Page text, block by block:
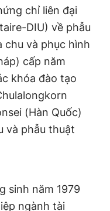
chỉ liên đại
DIU) về phẫu
chu và phục hình
cấp năm
khóa đào tạo
(Hàn Quốc)
và phẫu thuật
sinh năm 1979
ngành tài